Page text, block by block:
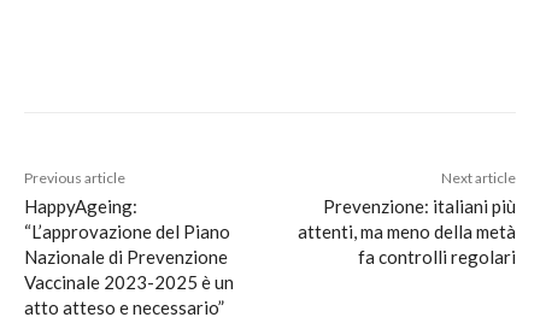
Previous article
HappyAgeing:
“L’approvazione del Piano
Nazionale di Prevenzione
Vaccinale 2023-2025 è un
atto atteso e necessario”
Next article
Prevenzione: italiani più
attenti, ma meno della metà
fa controlli regolari